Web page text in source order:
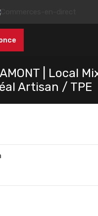
| Local
Artisan / TPE